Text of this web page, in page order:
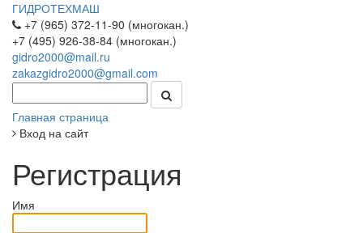
ГИДРОТЕХМАШ
+7 (965) 372-11-90 (многокан.)
+7 (495) 926-38-84 (многокан.)
gidro2000@mail.ru
zakazgidro2000@gmail.com
Главная страница
Вход на сайт
Регистрация
Имя